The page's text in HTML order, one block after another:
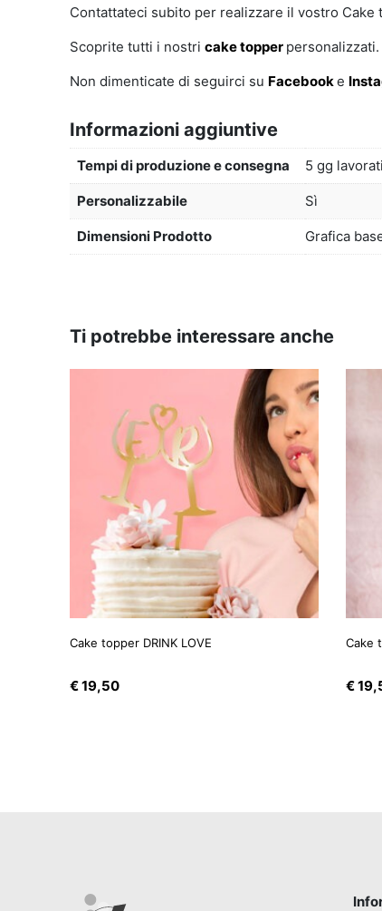
Contattateci subito per realizzare il vostro
Scoprite tutti i nostri cake topper personalizzati.
Non dimenticate di seguirci su Facebooke
Informazioni aggiuntive
Tempi di produzione e consegna 5 gg
Personalizzabile Sì
Dimensioni Prodotto Grafica
Ti potrebbe interessare anche
Cake topper DRINK LOVE
€19,50
Cake
€